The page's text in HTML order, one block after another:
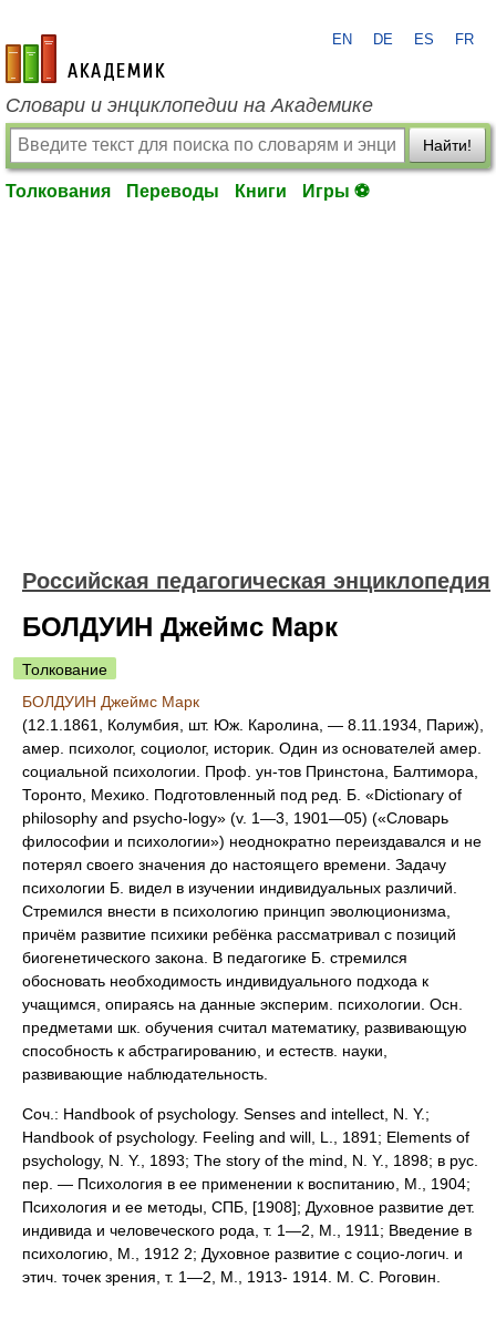
academic.ru
EN DE ES FR
Словари и энциклопедии на Академике
Найти!
Толкования Переводы Книги Игры ⚽
Российская педагогическая энциклопедия
БОЛДУИН Джеймс Марк
Толкование
БОЛДУИН Джеймс Марк
(12.1.1861, Колумбия, шт. Юж. Каролина, — 8.11.1934, Париж),
амер. психолог, социолог, историк. Один из основателей амер.
социальной психологии. Проф. ун-тов Принстона, Балтимора,
Торонто, Мехико. Подготовленный под ред. Б. «Dictionary of
philosophy and psycho-logy» (v. 1—3, 1901—05) («Словарь
философии и психологии») неоднократно переиздавался и не
потерял своего значения до настоящего времени. Задачу
психологии Б. видел в изучении индивидуальных различий.
Стремился внести в психологию принцип эволюционизма,
причём развитие психики ребёнка рассматривал с позиций
биогенетического закона. В педагогике Б. стремился
обосновать необходимость индивидуального подхода к
учащимся, опираясь на данные эксперим. психологии. Осн.
предметами шк. обучения считал математику, развивающую
способность к абстрагированию, и естеств. науки,
развивающие наблюдательность.
Соч.: Handbook of psychology. Senses and intellect, N. Y.;
Handbook of psychology. Feeling and will, L., 1891; Elements of
psychology, N. Y., 1893; The story of the mind, N. Y., 1898; в рус.
пер. — Психология в ее применении к воспитанию, М., 1904;
Психология и ее методы, СПБ, [1908]; Духовное развитие дет.
индивида и человеческого рода, т. 1—2, М., 1911; Введение в
психологию, М., 1912 2; Духовное развитие с социо-логич. и
этич. точек зрения, т. 1—2, М., 1913- 1914. М. С. Роговин.